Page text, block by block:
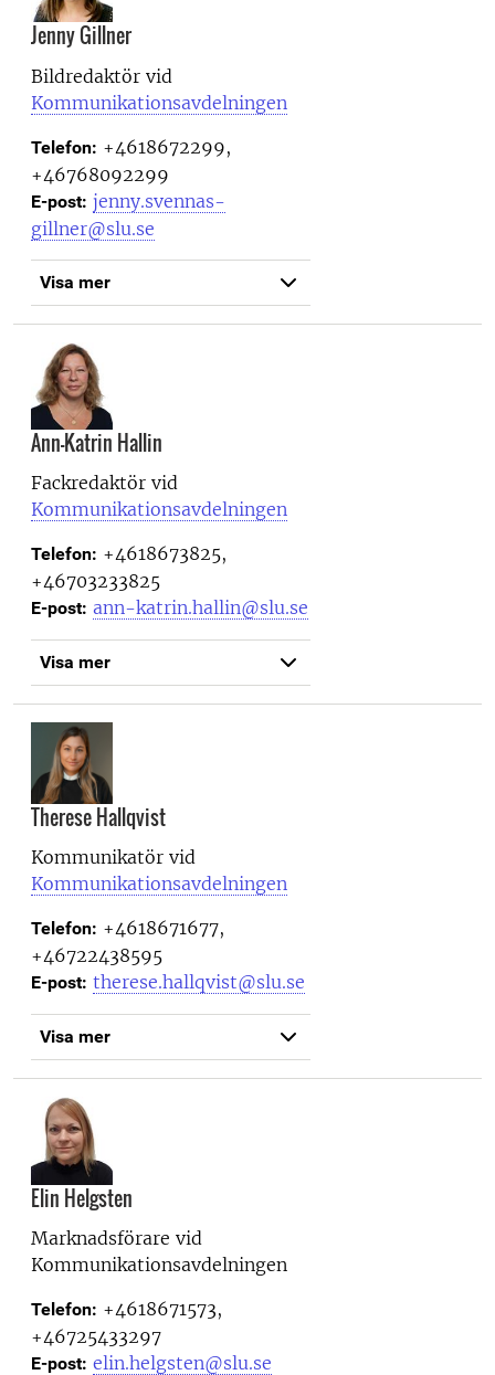
Jenny Gillner
Bildredaktör vid
Kommunikationsavdelningen
Telefon: +4618672299,
+46768092299
E-post: jenny.svennas-
gillner@slu.se
Visa mer
Ann-Katrin Hallin
Fackredaktör vid
Kommunikationsavdelningen
Telefon: +4618673825,
+46703233825
E-post: ann-katrin.hallin@slu.se
Visa mer
Therese Hallqvist
Kommunikatör vid
Kommunikationsavdelningen
Telefon: +4618671677,
+46722438595
E-post: therese.hallqvist@slu.se
Visa mer
Elin Helgsten
Marknadsförare vid
Kommunikationsavdelningen
Telefon: +4618671573,
+46725433297
E-post: elin.helgsten@slu.se